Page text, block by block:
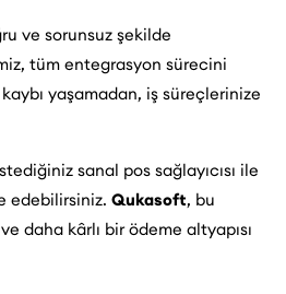
ve sorunsuz şekilde
tüm entegrasyon sürecini
yaşamadan, iş süreçlerinize
sanal pos sağlayıcısı ile
edebilirsiniz. Qukasoft, bu
daha kârlı bir ödeme altyapısı